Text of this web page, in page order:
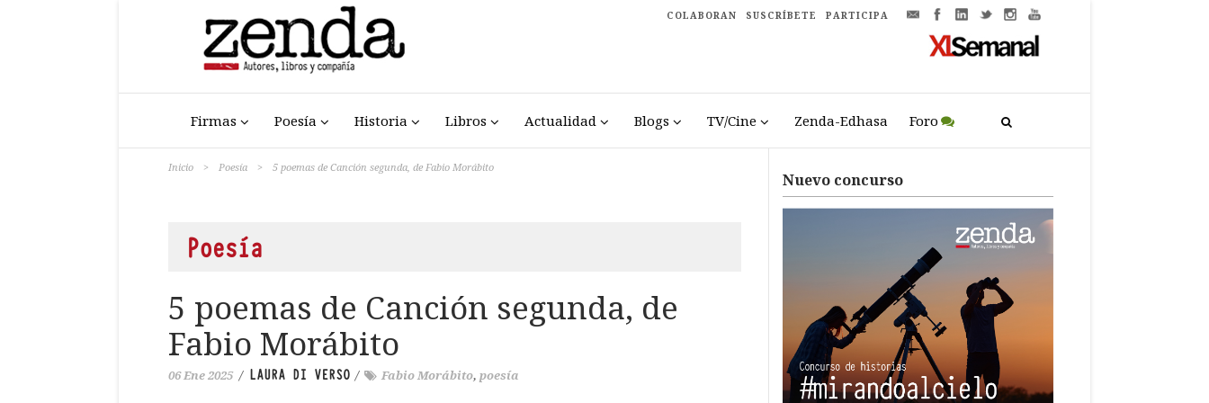
COLABORAN SUSCRÍBETE PARTICIPA
Firmas Poesía Historia Libros Actualidad Blogs TV/Cine Zenda-Edhasa Foro
Inicio > Poesía > 5 poemas de Canción segunda, de Fabio Morábito
Poesía
5 poemas de Canción segunda, de
Fabio Morábito
06 Ene 2025 / LAURA DI VERSO / Fabio Morábito, poesía
Nuevo concurso